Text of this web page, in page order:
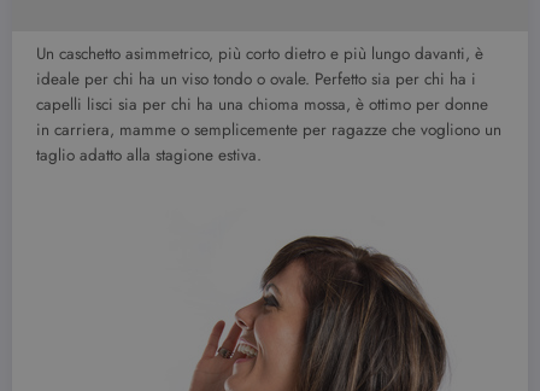
Un caschetto asimmetrico, più corto dietro e più lungo davanti, è
ideale per chi ha un viso tondo o ovale. Perfetto sia per chi ha i
capelli lisci sia per chi ha una chioma mossa, è ottimo per donne
in carriera, mamme o semplicemente per ragazze che vogliono un
taglio adatto alla stagione estiva.